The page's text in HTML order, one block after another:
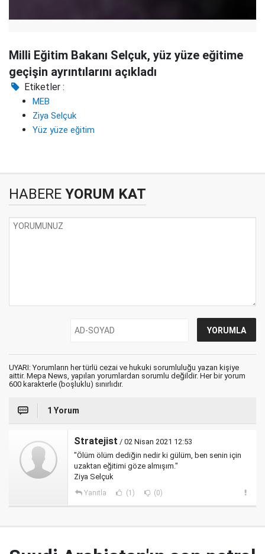
Milli Eğitim Bakanı Selçuk, yüz yüze eğitime
geçişin ayrıntılarını açıkladı
Etiketler :
MEB
Ziya Selçuk
Yüz yüze eğitim
HABERE YORUM KAT
UYARI: Yorumların her türlü cezai ve hukuki sorumluluğu yazan kişiye
aittir. Mepa News, yapılan yorumlardan sorumlu değildir. Her bir yorum
600 karakterle (boşluklu) sınırlıdır.
1 Yorum
Stratejist / 02 Nisan 2021 12:53
"Ölüm ölüm dediğin nedir ki gülüm, ben senin için
uzaktan eğitimi göze almışım."
Ziya Selçuk
Yanıtla (1) (0)